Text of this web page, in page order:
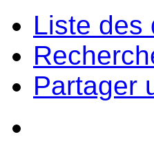
Liste des
Partager